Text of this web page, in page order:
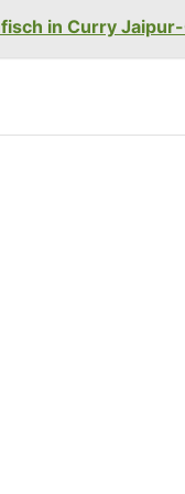
in Curry